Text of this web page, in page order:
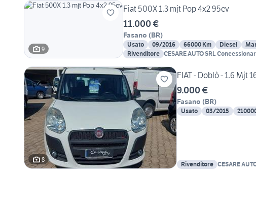
9
Fiat 500X 1.3 mjt Pop 4x2 95cv
11.000 €
Fasano (BR)
Usato 09/2016 66000 Km Diesel
Rivenditore CESARE AUTO SRL
8
FIAT - Doblò - 1.6 Mjt
9.000 €
Fasano (BR)
Usato 03/2015
Rivenditore CESARE